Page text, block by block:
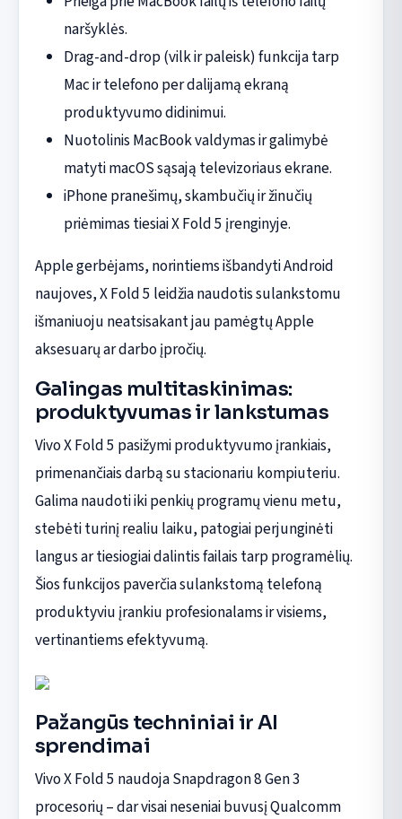
naršyklės.
Drag-and-drop (vilk ir paleisk) funkcija tarp
Mac ir telefono per dalijamą ekraną
produktyvumo didinimui.
Nuotolinis MacBook valdymas ir galimybė
matyti macOS sąsają televizoriaus ekrane.
iPhone pranešimų, skambučių ir žinučių
priėmimas tiesiai X Fold 5 įrenginyje.
Apple gerbėjams, norintiems išbandyti Android
naujoves, X Fold 5 leidžia naudotis sulankstomu
išmaniuoju neatsisakant jau pamėgtų Apple
aksesuarų ar darbo įpročių.
Galingas multitaskinimas:
produktyvumas ir lankstumas
Vivo X Fold 5 pasižymi produktyvumo įrankiais,
primenančiais darbą su stacionariu kompiuteriu.
Galima naudoti iki penkių programų vienu metu,
stebėti turinį realiu laiku, patogiai perjunginėti
langus ar tiesiogiai dalintis failais tarp programėlių.
Šios funkcijos paverčia sulankstomą telefoną
produktyviu įrankiu profesionalams ir visiems,
vertinantiems efektyvumą.
Pažangūs techniniai ir AI
sprendimai
Vivo X Fold 5 naudoja Snapdragon 8 Gen 3
procesorių – dar visai neseniai buvusį Qualcomm